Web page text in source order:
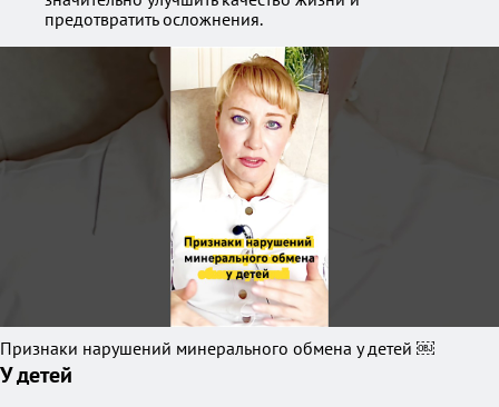
предотвратить осложнения.
Признаки нарушений минерального обмена у детей ￼
У детей